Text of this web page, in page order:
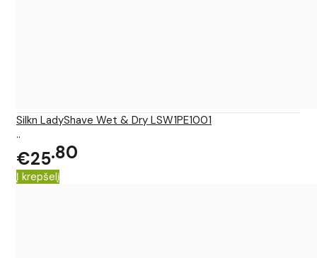
Silkn LadyShave Wet & Dry LSW1PE1001
..
€25 80
Į krepšelį